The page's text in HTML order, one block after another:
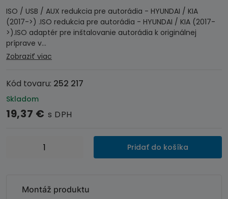
ISO / USB / AUX redukcia pre autorádia - HYUNDAI / KIA
(2017->) .ISO redukcia pre autorádia - HYUNDAI / KIA (2017-
>).ISO adaptér pre inštalovanie autorádia k originálnej
príprave v…
Zobraziť viac
Kód tovaru: 252 217
Skladom
19,37 € s DPH
množstvo
Pridať do košíka
Montáž produktu